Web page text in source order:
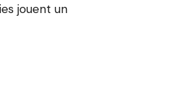
jouent un